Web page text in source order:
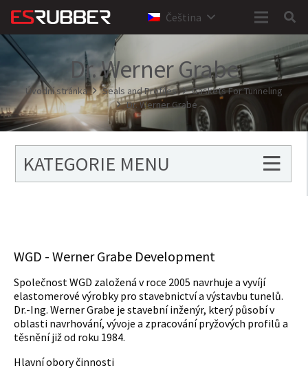
Čeština
Dr. Werner Grabe
Úvodní stránka Seals and Profiles
Gaskets For Tunneling
Dr. Werner Grabe
KATEGORIE MENU
WGD - Werner Grabe Development
Společnost WGD založená v roce 2005 navrhuje a vyvíjí
elastomerové výrobky pro stavebnictví a výstavbu tunelů.
Dr.-Ing. Werner Grabe je stavební inženýr, který působí v
oblasti navrhování, vývoje a zpracování pryžových profilů a
těsnění již od roku 1984.
Hlavní obory činnosti